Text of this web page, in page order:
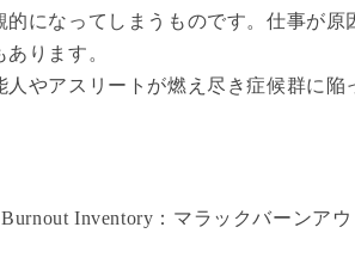
になってしまうものです。仕事が原
ります。
やアスリートが燃え尽き症候群に陥
Inventory：マラックバーンアウ